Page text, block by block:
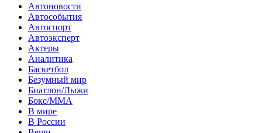
Автоновости
Автособытия
Автоспорт
Автоэксперт
Актеры
Аналитика
Баскетбол
Безумный мир
Биатлон/Лыжи
Бокс/MMA
В мире
В России